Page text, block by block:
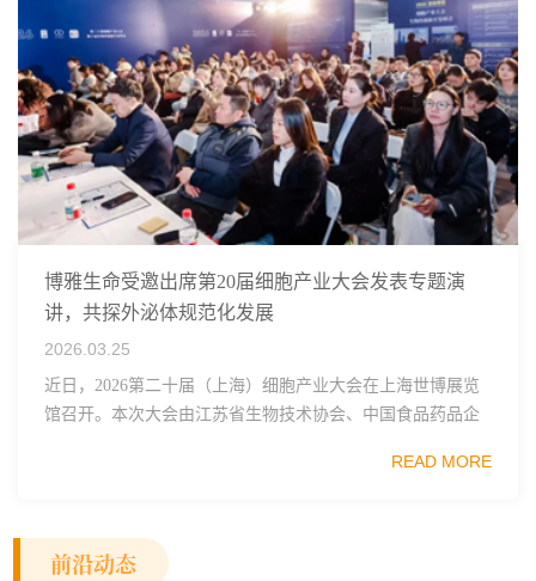
博雅生命受邀出席第20届细胞产业大会发表专题演
讲，共探外泌体规范化发展
2026.03.25
近日，2026第二十届（上海）细胞产业大会在上海世博展览
馆召开。本次大会由江苏省生物技术协会、中国食品药品企
范区生物医药行业协会、瑞士日内瓦长寿科学...
READ MORE
前沿动态